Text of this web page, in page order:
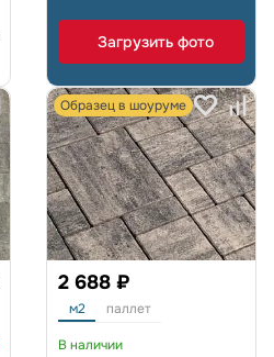
Загрузить фото
Образец в шоуруме
2 688 ₽
м2 паллет
В наличии